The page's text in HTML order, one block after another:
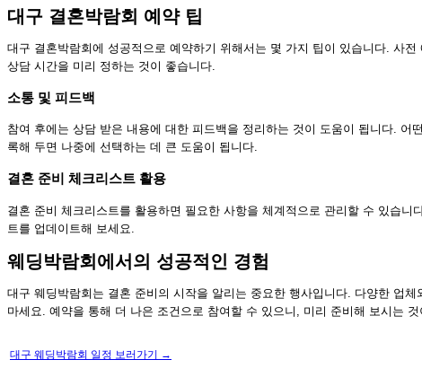
대구 결혼박람회 예약 팁
대구 결혼박람회에 성공적으로 예약하기 위해서는 몇 가지 팁이 있습니다. 사
상담 시간을 미리 정하는 것이 좋습니다.
소통 및 피드백
참여 후에는 상담 받은 내용에 대한 피드백을 정리하는 것이 도움이 됩니다. 어
록해 두면 나중에 선택하는 데 큰 도움이 됩니다.
결혼 준비 체크리스트 활용
결혼 준비 체크리스트를 활용하면 필요한 사항을 체계적으로 관리할 수 있습니
트를 업데이트해 보세요.
웨딩박람회에서의 성공적인 경험
대구 웨딩박람회는 결혼 준비의 시작을 알리는 중요한 행사입니다. 다양한 업
마세요. 예약을 통해 더 나은 조건으로 참여할 수 있으니, 미리 준비해 보시는
대구 웨딩박람회 일정 보러가기 →